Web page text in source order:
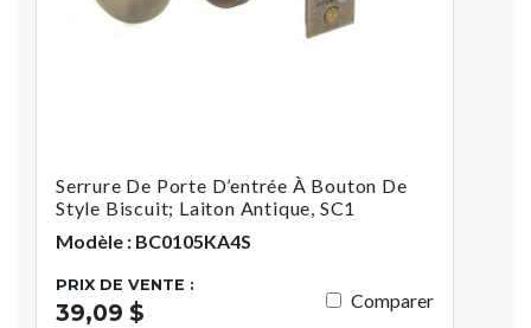
Serrure De Porte D’entrée À Bouton De
Style Biscuit; Laiton Antique, SC1
Modèle : BC0105KA4S
PRIX DE VENTE :
39,09 $ Comparer